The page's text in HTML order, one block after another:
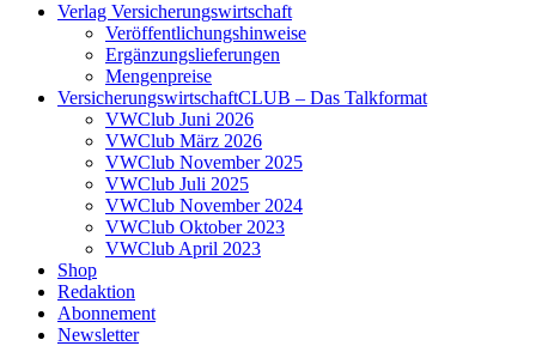
Verlag Versicherungswirtschaft
Veröffentlichungshinweise
Ergänzungslieferungen
Mengenpreise
VersicherungswirtschaftCLUB – Das Talkformat
VWClub Juni 2026
VWClub März 2026
VWClub November 2025
VWClub Juli 2025
VWClub November 2024
VWClub Oktober 2023
VWClub April 2023
Shop
Redaktion
Abonnement
Newsletter